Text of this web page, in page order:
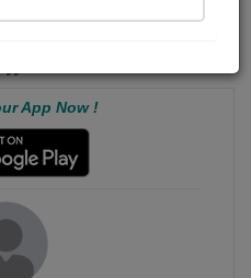
डोळे बंद करून एक दीर्घ श्वास
App Now !